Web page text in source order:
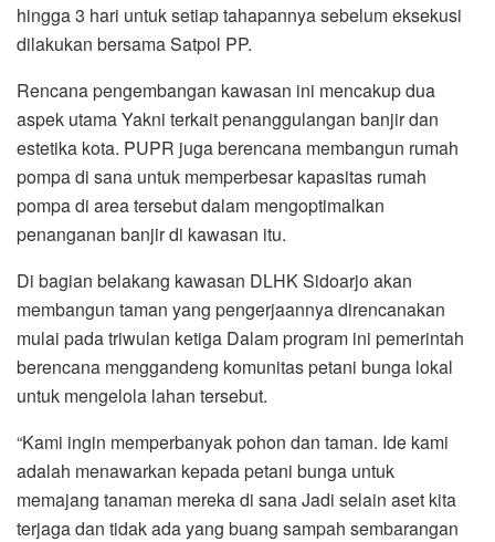
hingga 3 hari untuk setiap tahapannya sebelum eksekusi
dilakukan bersama Satpol PP.
Rencana pengembangan kawasan ini mencakup dua
aspek utama Yakni terkait penanggulangan banjir dan
estetika kota. PUPR juga berencana membangun rumah
pompa di sana untuk memperbesar kapasitas rumah
pompa di area tersebut dalam mengoptimalkan
penanganan banjir di kawasan itu.
Di bagian belakang kawasan DLHK Sidoarjo akan
membangun taman yang pengerjaannya direncanakan
mulai pada triwulan ketiga Dalam program ini pemerintah
berencana menggandeng komunitas petani bunga lokal
untuk mengelola lahan tersebut.
“Kami ingin memperbanyak pohon dan taman. Ide kami
adalah menawarkan kepada petani bunga untuk
memajang tanaman mereka di sana Jadi selain aset kita
terjaga dan tidak ada yang buang sampah sembarangan